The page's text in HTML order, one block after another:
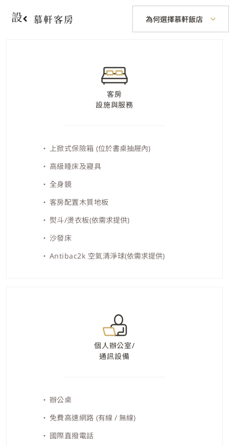
慕軒客房 為何選擇慕軒飯店
設施與服務
客房
設施與服務
上掀式保險箱(位於書桌抽屜內)
高級睡床及寢具
全身鏡
客房配置木質地板
熨斗/燙衣板(依需求提供)
沙發床
Antibac2k 空氣清淨球(依需求提供)
個人辦公室/
通訊設備
辦公桌
免費高速網路(有線 / 無線)
國際直撥電話